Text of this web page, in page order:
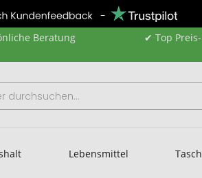
Beratung ✔ Top
Lebensmittel